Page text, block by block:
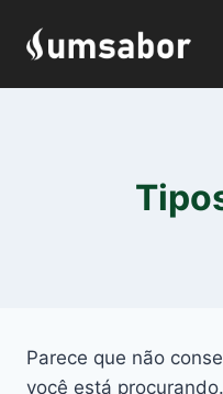
para
Parece que não
você está